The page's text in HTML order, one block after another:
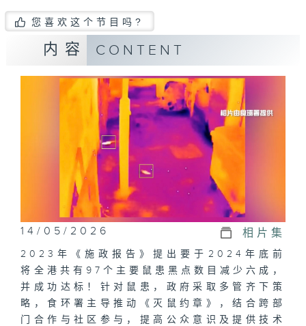
您喜欢这个节目吗?
内容 CONTENT
14/05/2026 相片集
2023年《施政报告》提出要于2024年底前
将全港共有97个主要鼠患黑点数目减少六成，
并成功达标！针对鼠患，政府采取多管齐下策
略，食环署主导推动《灭鼠约章》，结合跨部
门合作与社区参与，提高公众意识及提供技术